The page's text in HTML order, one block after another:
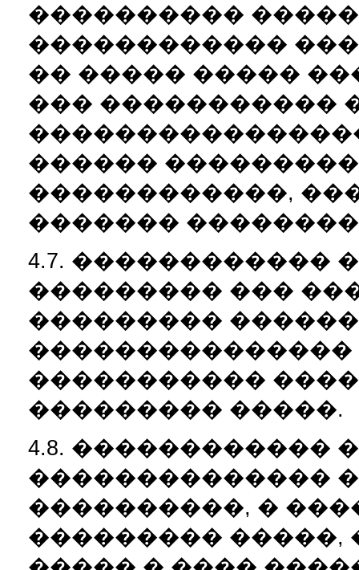
����������
������������
�� ����� �����
��� �����������
������
������������,
�������
4.7. ������������
��������� ���
���������
���������������
�����������
��������� �����.
4.8. ������������
��������������
����������, �
��������� �����,